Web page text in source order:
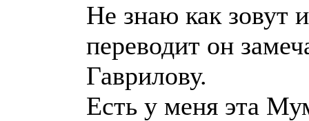
Не знаю как зовут
переводит он
Гаврилову.
Есть у меня эта